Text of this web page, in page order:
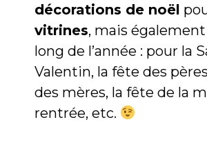
décorations de noël
vitrines, mais
long de l’année : pour la
Valentin, la fête des
des mères, la fête de la
rentrée, etc.